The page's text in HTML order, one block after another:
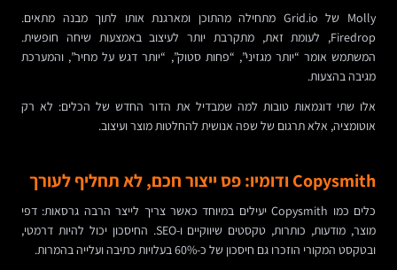
Molly של Grid.io מתחילה מהתוכן ומארגנת אותו לתוך מבנה מתאים.
Firedrop, לעומת זאת, מתקרבת יותר לעיצוב באמצעות שיחה חופשית.
המשתמש אומר “יותר מגזיני”, “פחות סטוק”, “יותר דגש על מחיר”, והמערכת
מגיבה בהצעות.
אלו שתי דוגמאות טובות למה שמבדיל את הדור החדש של הכלים: לא רק
אוטומציה, אלא תרגום של שפה אנושית להחלטות מוצר ועיצוב.
Copysmith ודומיו: פס ייצור חכם, לא תחליף לעורך
כלים כמו Copysmith יעילים במיוחד כאשר צריך לייצר הרבה גרסאות: דפי
מוצר, מודעות, כותרות, טקסטים שיווקיים ו-SEO. החיסכון יכול להיות דרמטי,
ובטקסט המקורי הוזכרו גם חיסכון של כ-60% בעלויות כתיבה ועלייה בהמרות.